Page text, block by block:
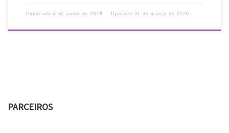
Publicado 4 de junho de 2018 Updated 31 de março de 2020
PARCEIROS